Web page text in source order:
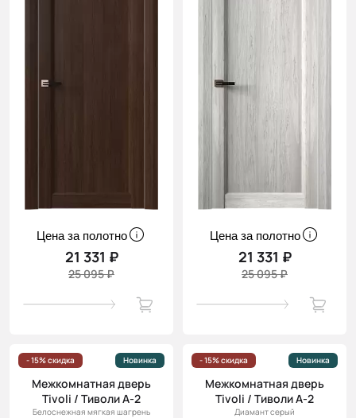
Цена за полотно
21 331 ₽
25 095 ₽
Цена за полотно
21 331 ₽
25 095 ₽
- 15% скидка Новинка
Межкомнатная дверь
Tivoli / Тиволи А-2
Белоснежная мягкая шагрень
- 15% скидка Новинка
Межкомнатная дверь
Tivoli / Тиволи А-2
Диамант серый